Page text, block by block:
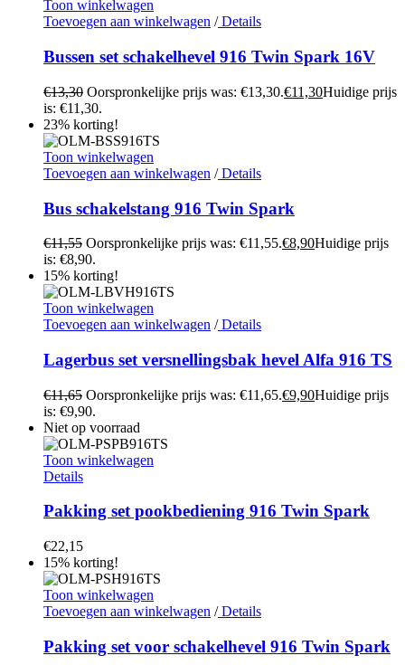
Toon winkelwagen
Toevoegen aan winkelwagen /Details
Bussen set schakelhevel 916 Twin Spark 16V
€13,30 Oorspronkelijke prijs was: €13,30.€11,30Huidige prijs
is: €11,30.
23% korting!
Toon winkelwagen
Toevoegen aan winkelwagen /Details
Bus schakelstang 916 Twin Spark
€11,55 Oorspronkelijke prijs was: €11,55.€8,90Huidige prijs
is: €8,90.
15% korting!
Toon winkelwagen
Toevoegen aan winkelwagen /Details
Lagerbus set versnellingsbak hevel Alfa 916 TS
€11,65 Oorspronkelijke prijs was: €11,65.€9,90Huidige prijs
is: €9,90.
Niet op voorraad
Toon winkelwagen
Details
Pakking set pookbediening 916 Twin Spark
€22,15
15% korting!
Toon winkelwagen
Toevoegen aan winkelwagen /Details
Pakking set voor schakelhevel 916 Twin Spark